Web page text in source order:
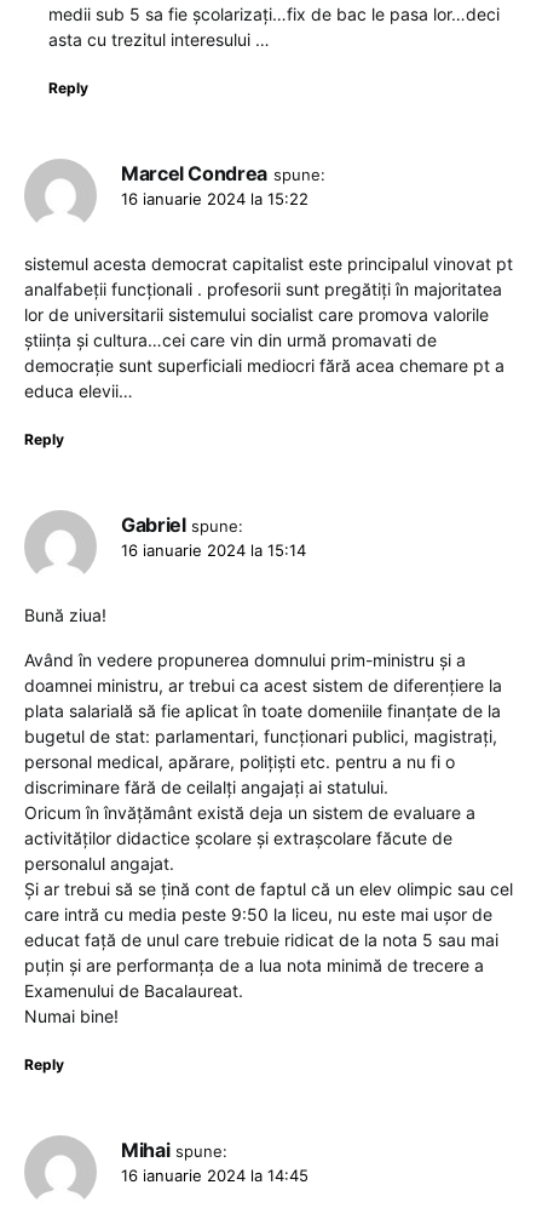
medii sub 5 sa fie școlarizați…fix de bac le pasa lor…deci
asta cu trezitul interesului …
Reply
Marcel Condrea spune:
16 ianuarie 2024 la 15:22
sistemul acesta democrat capitalist este principalul vinovat pt
analfabeții funcționali . profesorii sunt pregătiți în majoritatea
lor de universitarii sistemului socialist care promova valorile
știința și cultura…cei care vin din urmă promavati de
democrație sunt superficiali mediocri fără acea chemare pt a
educa elevii…
Reply
Gabriel spune:
16 ianuarie 2024 la 15:14
Bună ziua!
Având în vedere propunerea domnului prim-ministru și a
doamnei ministru, ar trebui ca acest sistem de diferențiere la
plata salarială să fie aplicat în toate domeniile finanțate de la
bugetul de stat: parlamentari, funcționari publici, magistrați,
personal medical, apărare, polițiști etc. pentru a nu fi o
discriminare fără de ceilalți angajați ai statului.
Oricum în învățământ există deja un sistem de evaluare a
activităților didactice școlare și extrașcolare făcute de
personalul angajat.
Și ar trebui să se țină cont de faptul că un elev olimpic sau cel
care intră cu media peste 9:50 la liceu, nu este mai ușor de
educat față de unul care trebuie ridicat de la nota 5 sau mai
puțin și are performanța de a lua nota minimă de trecere a
Examenului de Bacalaureat.
Numai bine!
Reply
Mihai spune:
16 ianuarie 2024 la 14:45